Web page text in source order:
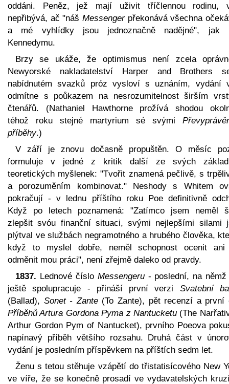
oddáni. Peněz, jež mají uživit tříčlennou rodinu,
nepřibývá, ač "náš Messengerpřekonává všechna
a mé vyhlídky jsou jednoznačně nadějné", jak
Kennedymu.
Brzy se ukáže, že optimismus není zcela
Newyorské nakladatelství Harper and Brothers
nabídnutém svazků próz vysloví s uznáním, vydání
odmítne s poůkazem na nesrozumitelnost širším
čtenářů. (Nathaniel Hawthorne prožívá shodou
téhož roku stejné martyrium sé svými
příběhy.)
V září je znovu dočasně propuštěn. O měsíc
formuluje v jedné z kritik další ze svých
teoretických myšlenek: "Tvořit znamená pečlivě, s
a porozuměním kombinovat." Neshody s Whitem
pokračují - v lednu příštího roku Poe definitivně
Když po letech poznamená: "Zatímco jsem neměl
zlepšit svóu finanční situaci, svými nejlepšími silami
plýtval ve službách negramotného a hrubého člověka,
když to myslel dobře, neměl schopnost ocenit ani
odměnit mou práci", není zřejmě daleko od pravdy.
1837. Lednové číslo Messengeru- poslední, na němž
ještě spolupracuje - přináší první verzi Svatební
(Ballad), Sonet - Zante(To Zante), pět recenzí a první
Příběhů Artura Gordona Pyma z Nantucketu(The
Arthur Gordon Pym of Nantucket), prvního Poeova
napínavý příběh většího rozsahu. Druhá část v
vydání je posledním příspěvkem na příštích sedm let.
Ženu s tetou stěhuje vzápětí do třistatisícového New
ve víře, že se konečně prosadí ve vydavatelských